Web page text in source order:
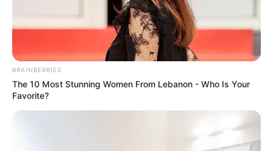
BRAINBERRIES
The 10 Most Stunning Women From Lebanon - Who Is Your
Favorite?